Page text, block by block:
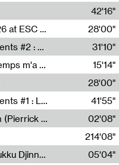
42'16"
Radia Show #1107 : Art's Birthday 26 at ESC - Medien Kunst Labor
28'00"
Sous le paysage - Habiter les éléments #2 : Vers le tournant élémentaire
31'10"
Impossible de savoir combien de temps m'a échappé
15'14"
28'00"
Sous le paysage - Habiter les éléments #1 : Les éléments et les débordements du vivant
41'55"
Simb Gaïdé ou la danse du faux lion (Pierrick Mouton)
02'08"
214'08"
Non à l'émigration Clandestine - Rukku Djinne Squad (Eden Tinto Collins)
05'04"